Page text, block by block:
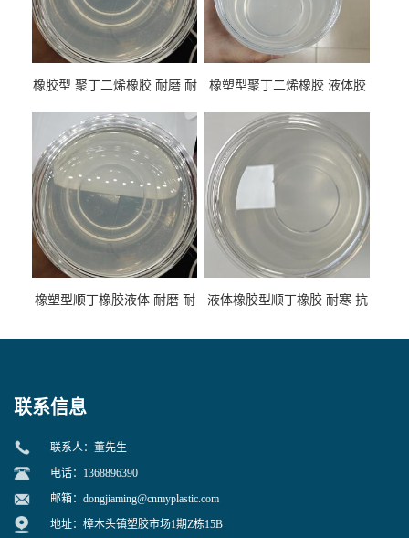
橡胶型 聚丁二烯橡胶 耐磨 耐
性
橡塑型聚丁二烯橡胶 液体胶
专用
橡塑型顺丁橡胶液体 耐磨 耐
液体橡胶型顺丁橡胶 耐寒 抗
联系信息
联系人：董先生
电话：1368896390
邮箱： dongjiaming@cnmyplastic.com
地址：樟木头镇塑胶市场1期Z栋15B